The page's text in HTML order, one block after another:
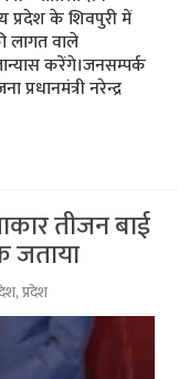
प्रदेश के शिवपुरी में
वाले
करेंगे।जनसम्पर्क
प्रधानमंत्री नरेन्द्र
तीजन बाई
जताया
,प्रदेश